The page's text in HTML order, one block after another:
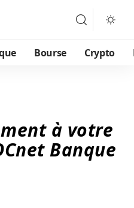
Bourse Crypto
à votre
Banque